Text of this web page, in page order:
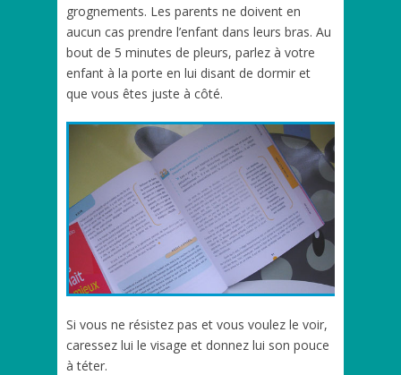
grognements. Les parents ne doivent en
aucun cas prendre l’enfant dans leurs bras. Au
bout de 5 minutes de pleurs, parlez à votre
enfant à la porte en lui disant de dormir et
que vous êtes juste à côté.
Si vous ne résistez pas et vous voulez le voir,
caressez lui le visage et donnez lui son pouce
à téter.